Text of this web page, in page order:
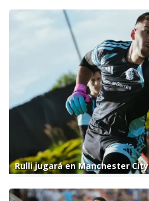
Rulli jugará en Manchester City